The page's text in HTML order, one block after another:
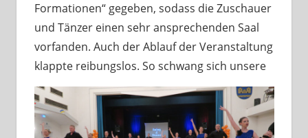
Formationen“ gegeben, sodass die Zuschauer
und Tänzer einen sehr ansprechenden Saal
vorfanden. Auch der Ablauf der Veranstaltung
klappte reibungslos. So schwang sich unsere